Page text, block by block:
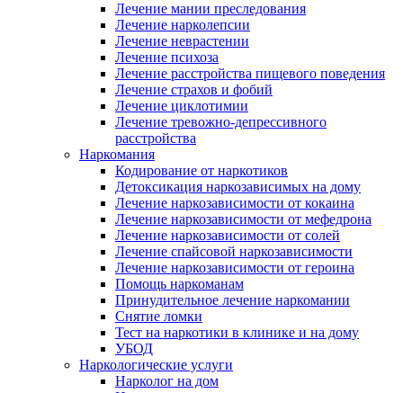
Лечение мании преследования
Лечение нарколепсии
Лечение неврастении
Лечение психоза
Лечение расстройства пищевого поведения
Лечение страхов и фобий
Лечение циклотимии
Лечение тревожно-депрессивного
расстройства
Наркомания
Кодирование от наркотиков
Детоксикация наркозависимых на дому
Лечение наркозависимости от кокаина
Лечение наркозависимости от мефедрона
Лечение наркозависимости от солей
Лечение спайсовой наркозависимости
Лечение наркозависимости от героина
Помощь наркоманам
Принудительное лечение наркомании
Снятие ломки
Тест на наркотики в клинике и на дому
УБОД
Наркологические услуги
Нарколог на дом